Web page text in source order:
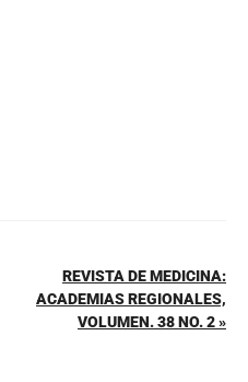
REVISTA DE MEDICINA:
ACADEMIAS REGIONALES,
VOLUMEN. 38 NO. 2 »